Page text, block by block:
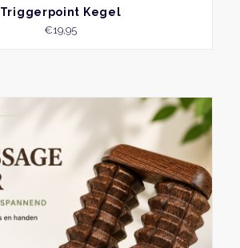
Triggerpoint Kegel
€19,95